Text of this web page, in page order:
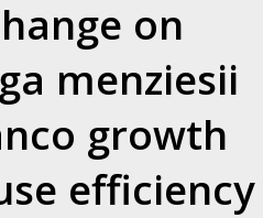
on
menziesii
growth
efficiency